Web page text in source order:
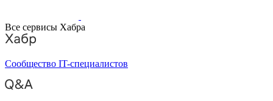
Все сервисы Хабра
Сообщество IT-специалистов